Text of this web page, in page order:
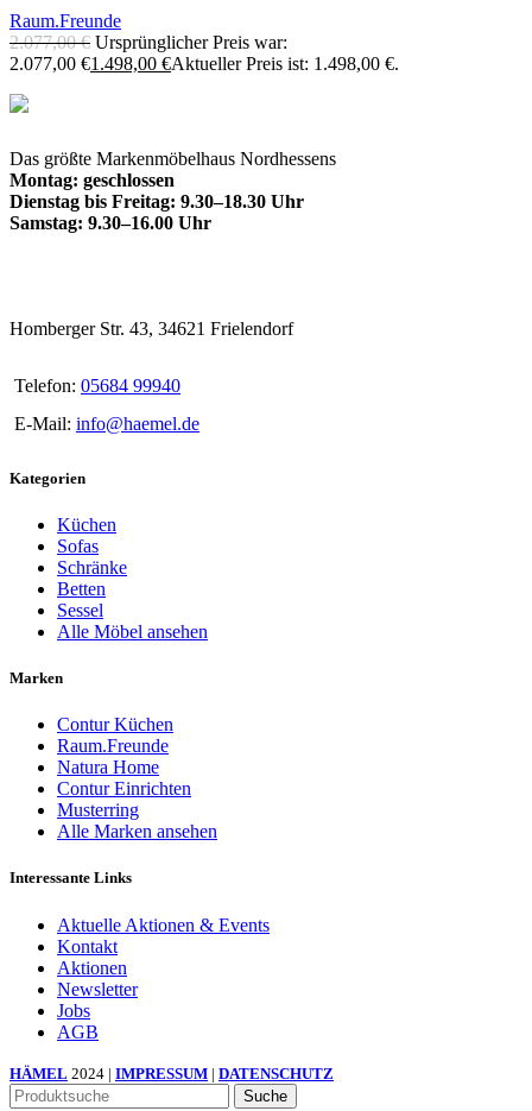
Raum.Freunde
2.077,00€ Ursprünglicher Preis war:
2.077,00 €1.498,00 €Aktueller Preis ist: 1.498,00 €.
Das größte Markenmöbelhaus Nordhessens
Montag: geschlossen
Dienstag bis Freitag: 9.30–18.30 Uhr
Samstag: 9.30–16.00 Uhr
Homberger Str. 43, 34621 Frielendorf
Telefon: 05684 99940
E-Mail: info@haemel.de
Kategorien
Küchen
Sofas
Schränke
Betten
Sessel
Alle Möbel ansehen
Marken
Contur Küchen
Raum.Freunde
Natura Home
Contur Einrichten
Musterring
Alle Marken ansehen
Interessante Links
Aktuelle Aktionen & Events
Kontakt
Aktionen
Newsletter
Jobs
AGB
HÄMEL 2024 | IMPRESSUM | DATENSCHUTZ
Suche